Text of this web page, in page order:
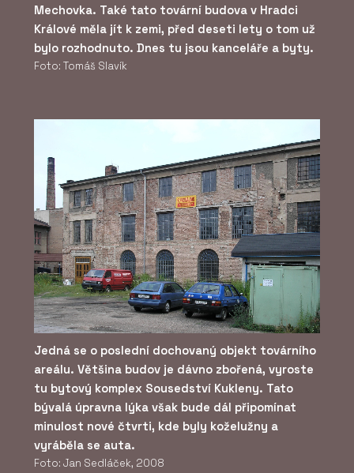
Mechovka. Také tato tovární budova v Hradci
Králové měla jít k zemi, před deseti lety o tom už
bylo rozhodnuto. Dnes tu jsou kanceláře a byty.
Foto: Tomáš Slavík
Jedná se o poslední dochovaný objekt továrního
areálu. Většina budov je dávno zbořená, vyroste
tu bytový komplex Sousedství Kukleny. Tato
bývalá úpravna lýka však bude dál připomínat
minulost nové čtvrti, kde byly koželužny a
vyráběla se auta.
Foto: Jan Sedláček, 2008